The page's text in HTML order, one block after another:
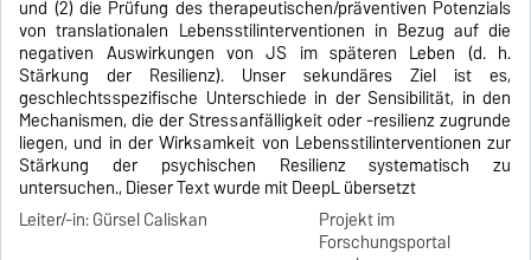
und (2) die Prüfung des therapeutischen/präventiven Potenzials
von translationalen Lebensstilinterventionen in Bezug auf die
negativen Auswirkungen von JS im späteren Leben (d. h.
Stärkung der Resilienz). Unser sekundäres Ziel ist es,
geschlechtsspezifische Unterschiede in der Sensibilität, in den
Mechanismen, die der Stressanfälligkeit oder -resilienz zugrunde
liegen, und in der Wirksamkeit von Lebensstilinterventionen zur
Stärkung der psychischen Resilienz systematisch zu
untersuchen., Dieser Text wurde mit DeepL übersetzt
Leiter/-in: Gürsel Caliskan
Projekt im
Forschungsportal